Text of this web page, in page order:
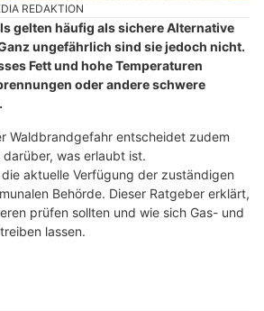
REDAKTION
gelten häufig als sichere Alternative
ungefährlich sind sie jedoch nicht.
Fett und hohe Temperaturen
oder andere schwere
Waldbrandgefahr entscheidet zudem
was erlaubt ist.
aktuelle Verfügung der zuständigen
Behörde. Dieser Ratgeber erklärt,
prüfen sollten und wie sich Gas- und
lassen.